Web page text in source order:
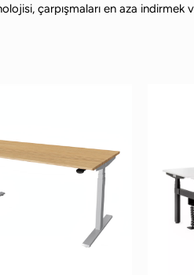
çarpışmaları en aza indirmek